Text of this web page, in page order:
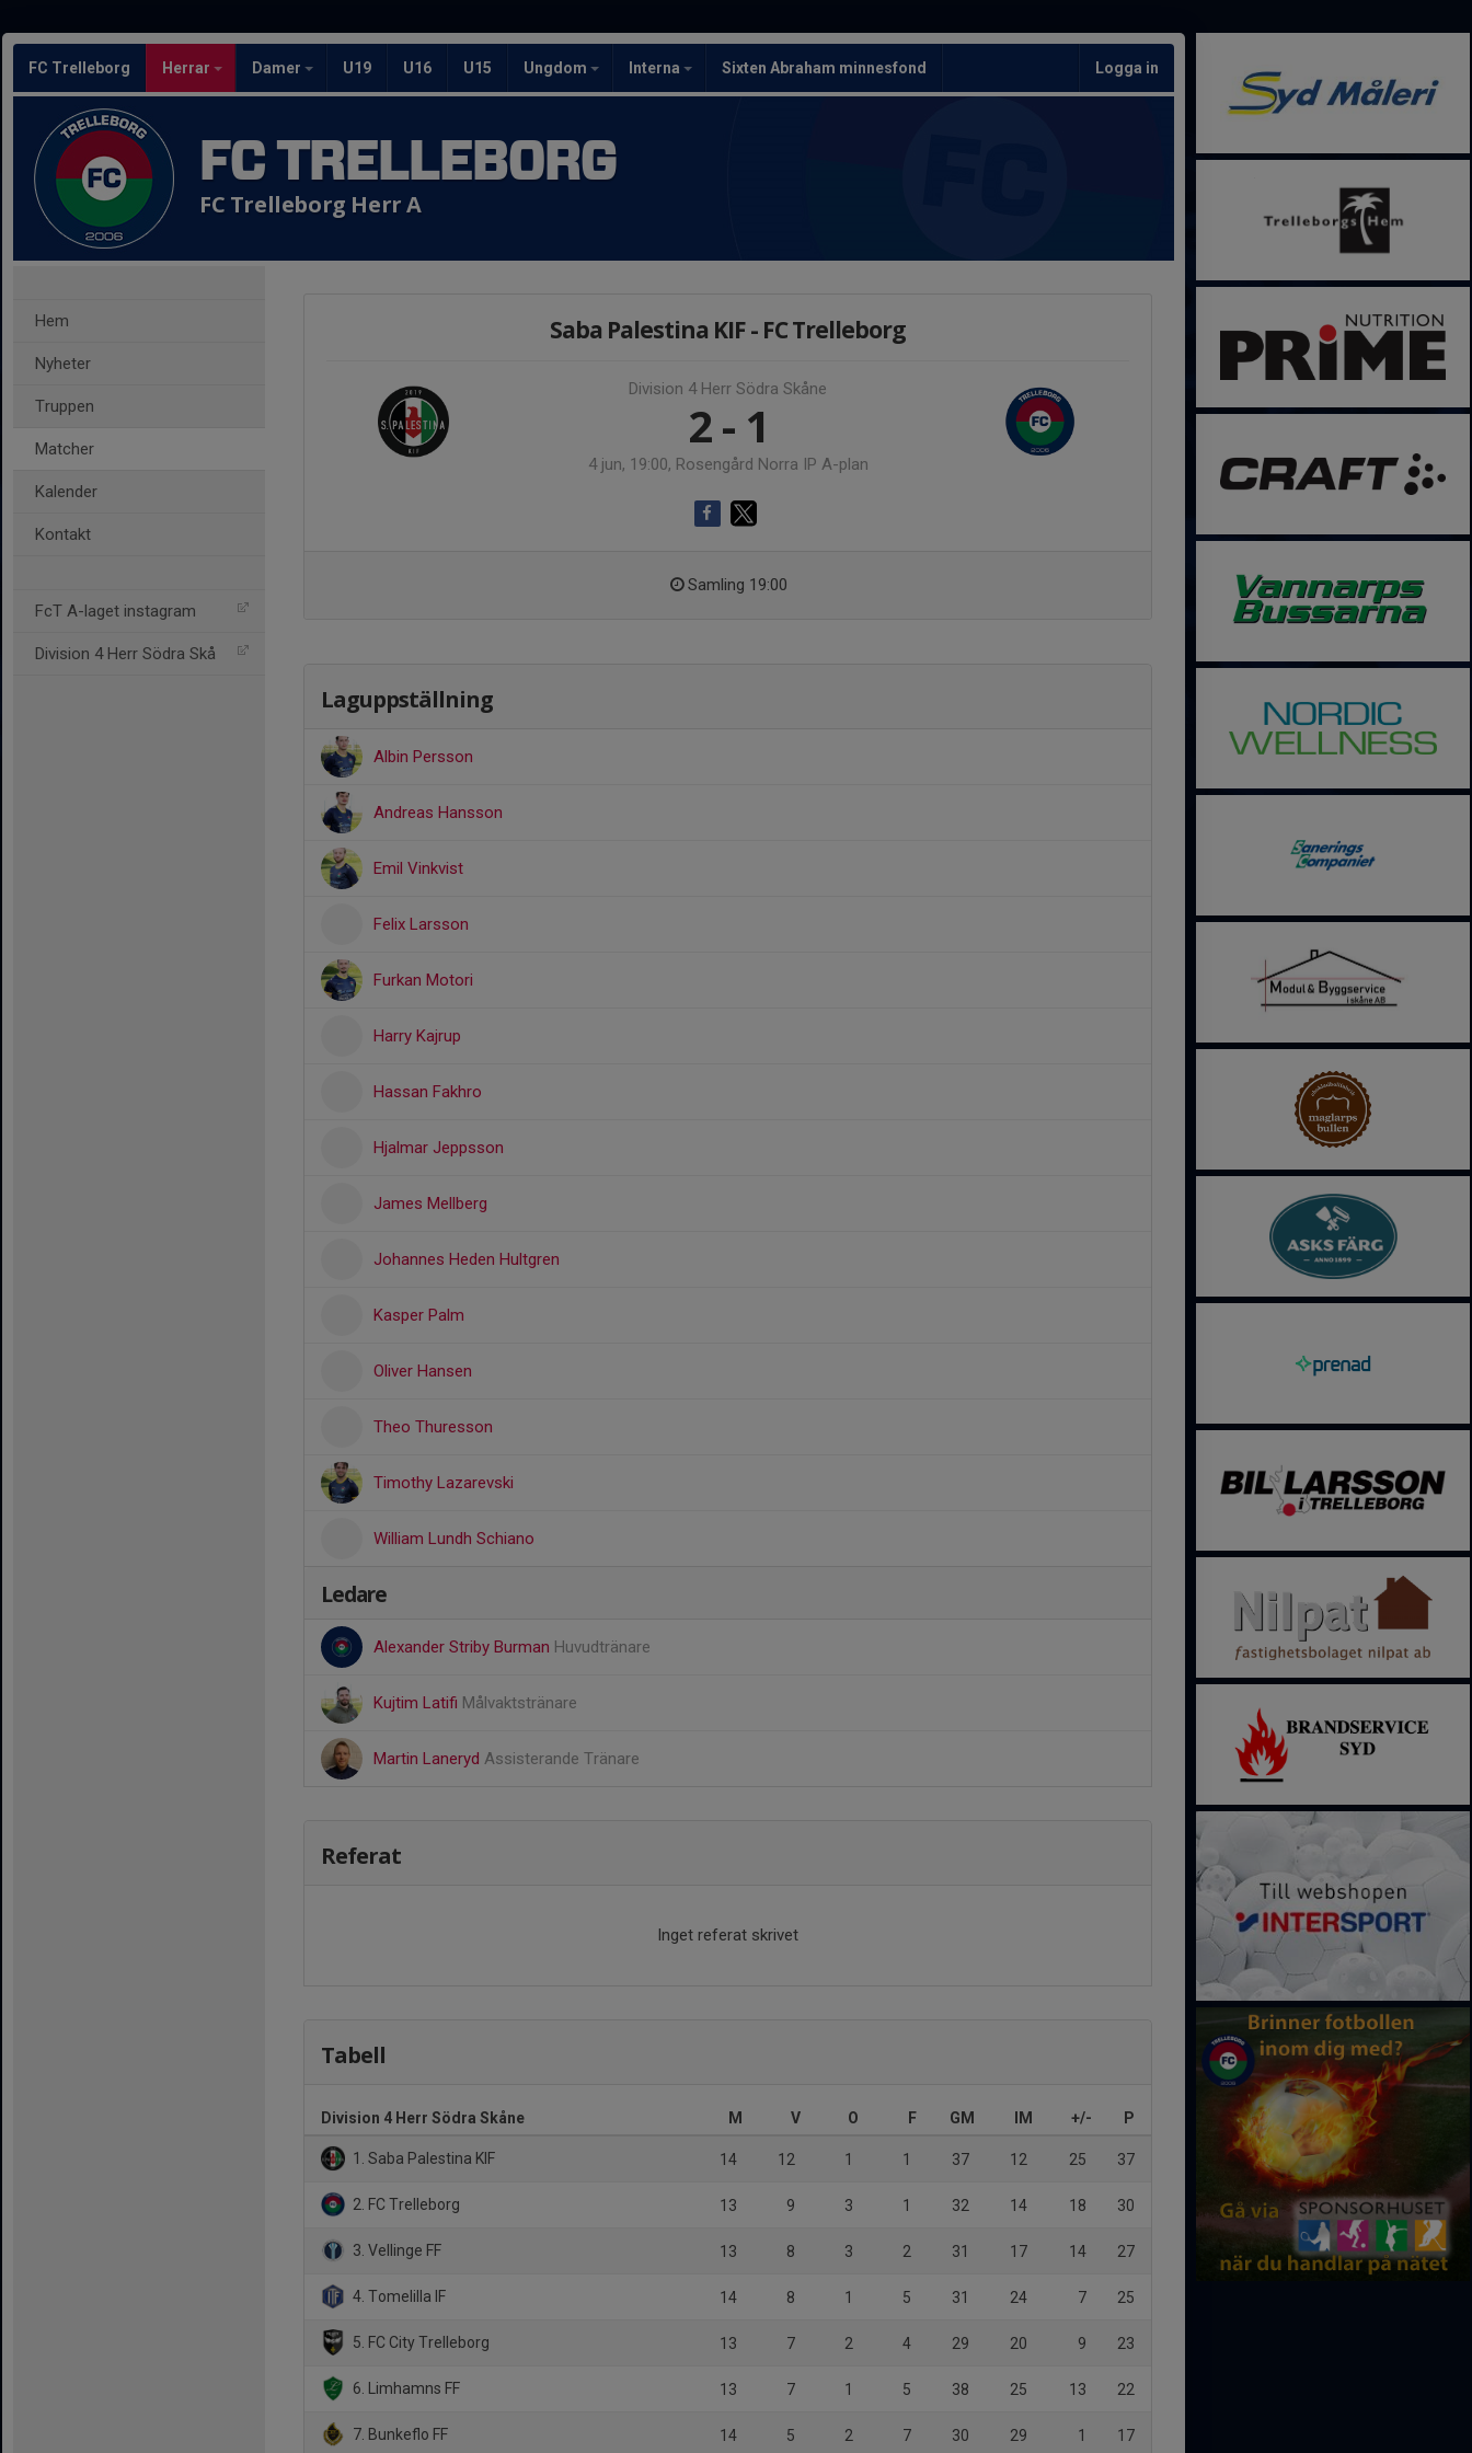
FC Trelleborg Herrar Damer U19 U16 U15 Ungdom Interna Sixten Abraham minnesfond Logga in
FC TRELLEBORG
FC Trelleborg Herr A
Hem
Nyheter
Truppen
Matcher
Kalender
Kontakt
FcT A-laget instagram
Division 4 Herr Södra Skå
Saba Palestina KIF - FC Trelleborg
Division 4 Herr Södra Skåne
2 - 1
4 jun, 19:00, Rosengård Norra IP A-plan
Samling 19:00
Laguppställning
Albin Persson
Andreas Hansson
Emil Vinkvist
Felix Larsson
Furkan Motori
Harry Kajrup
Hassan Fakhro
Hjalmar Jeppsson
James Mellberg
Johannes Heden Hultgren
Kasper Palm
Oliver Hansen
Theo Thuresson
Timothy Lazarevski
William Lundh Schiano
Ledare
Alexander Striby Burman Huvudtränare
Kujtim Latifi Målvaktstränare
Martin Laneryd Assisterande Tränare
Referat
Inget referat skrivet
Tabell
Division 4 Herr Södra Skåne M V O F GM IM +/- P
1. Saba Palestina KIF 14 12 1 1 37 12 25 37
2. FC Trelleborg 13 9 3 1 32 14 18 30
3. Vellinge FF 13 8 3 2 31 17 14 27
4. Tomelilla IF 14 8 1 5 31 24 7 25
5. FC City Trelleborg 13 7 2 4 29 20 9 23
6. Limhamns FF 13 7 1 5 38 25 13 22
7. Bunkeflo FF 14 5 2 7 30 29 1 17